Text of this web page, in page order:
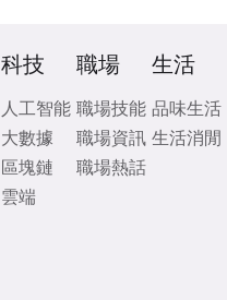
科技
人工智能
大數據
區塊鏈
雲端
職場
職場技能
職場資訊
職場熱話
生活
品味生活
生活消閒